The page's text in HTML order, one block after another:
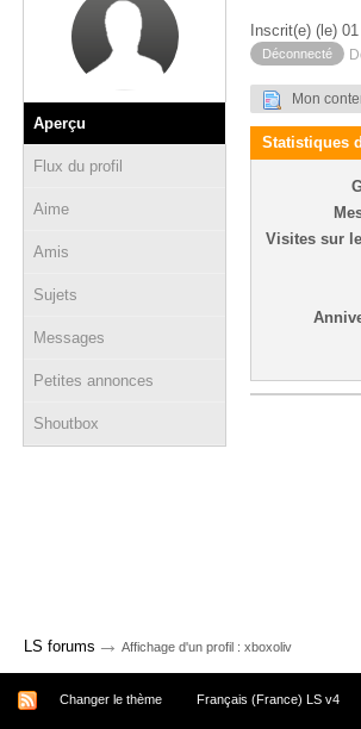
Aperçu
Flux du profil
Aime
Amis
Sujets
Messages
Petites annonces
Shoutbox
Inscrit(e) (le)
Déconnecté
Mon
Statistiques
Visites sur
LS forums → Affichage d'un profil : xboxoliv
Changer le thème Français (France) LS v4